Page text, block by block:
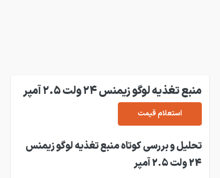
منبع تغذیه لوگو زیمنس 24 ولت 2.5 آمپر
استعلام قیمت
تحلیل و بررسی کوتاه منبع تغذیه لوگو زیمنس
24 ولت 2.5 آمپر